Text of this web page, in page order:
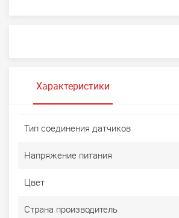
Характеристики
Тип соединения датчиков
Напряжение питания
Цвет
Страна производитель